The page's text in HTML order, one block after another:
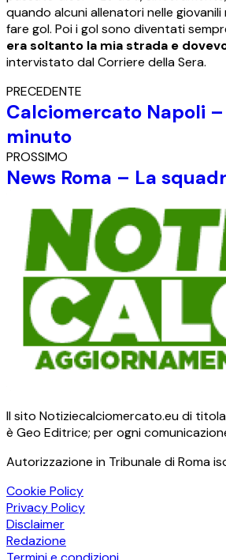
quando alcuni allenatori nelle
fare gol. Poi i gol sono diventati
era soltanto la mia strada e
intervistato dal Corriere della Sera.
PRECEDENTE
Calciomercato Napoli
minuto
PROSSIMO
News Roma – La
Il sito Notiziecalciomercato.eu di
è Geo Editrice; per ogni
Autorizzazione in Tribunale di Roma
Cookie Policy
Privacy Policy
Disclaimer
Redazione